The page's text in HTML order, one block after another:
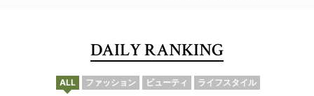
DAILY RANKING
ALL ファッション ビューティ ライフスタイル